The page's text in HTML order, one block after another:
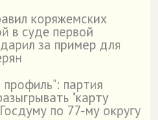
коряжемских
в суде первой
за пример для
партия
"карту
по 77-му округу